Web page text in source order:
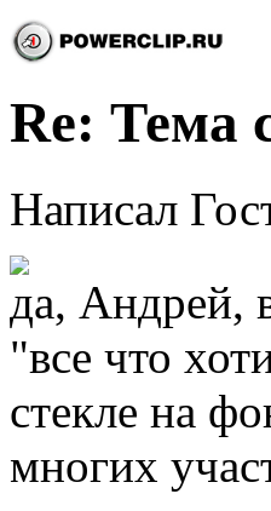
Re: Тема
Написал
да, Андрей,
"все что
стекле на
многих